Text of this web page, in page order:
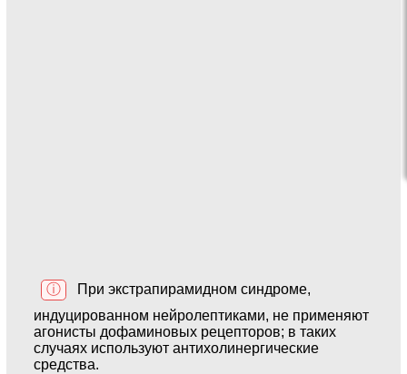
ⓘ
При экстрапирамидном синдроме,
индуцированном нейролептиками, не применяют
агонисты дофаминовых рецепторов; в таких
случаях используют антихолинергические
средства.